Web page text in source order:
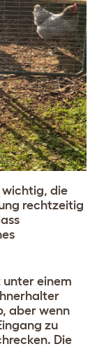
wichtig, die
rechtzeitig
unter einem
aber wenn
zu
Die